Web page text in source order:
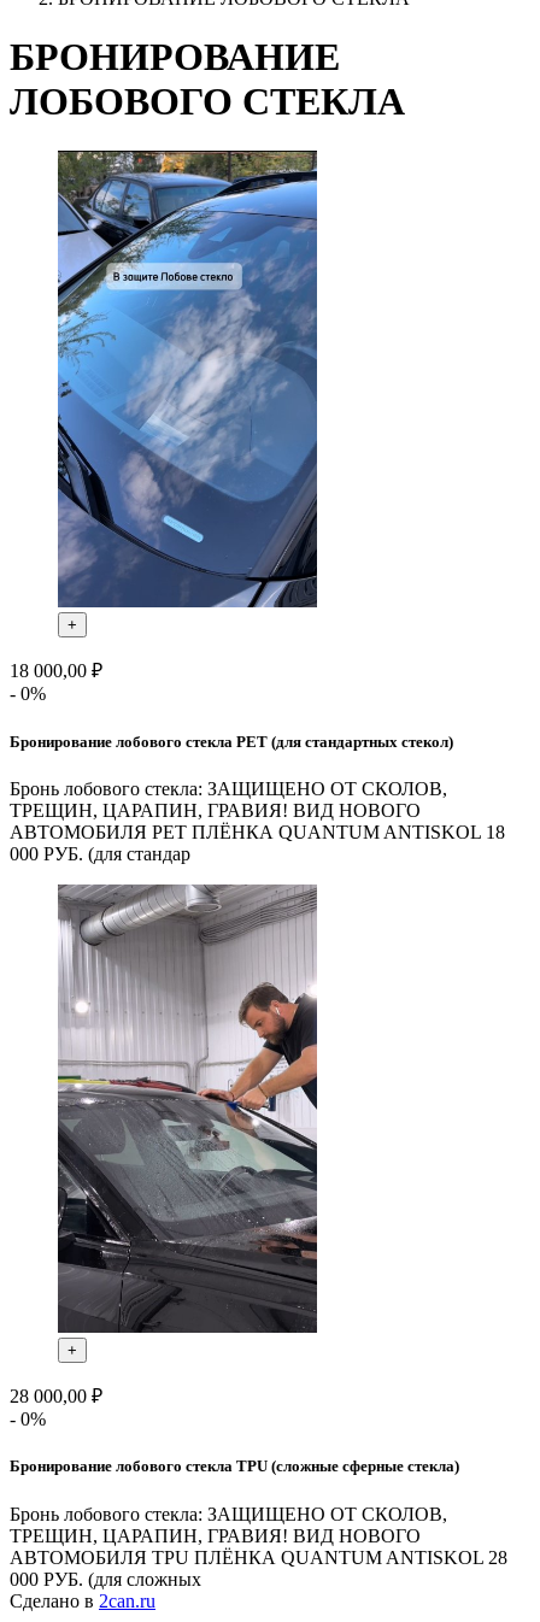
БРОНИРОВАНИЕ
ЛОБОВОГО СТЕКЛА
+
18 000,00 ₽
- 0%
Бронирование лобового стекла PET (для стандартных стекол)
Бронь лобового стекла: ЗАЩИЩЕНО ОТ СКОЛОВ,
ТРЕЩИН, ЦАРАПИН, ГРАВИЯ! ВИД НОВОГО
АВТОМОБИЛЯ PET ПЛЁНКА QUANTUM ANTISKOL 18
000 РУБ. (для стандар
+
28 000,00 ₽
- 0%
Бронирование лобового стекла TPU (сложные сферные стекла)
Бронь лобового стекла: ЗАЩИЩЕНО ОТ СКОЛОВ,
ТРЕЩИН, ЦАРАПИН, ГРАВИЯ! ВИД НОВОГО
АВТОМОБИЛЯ TPU ПЛЁНКА QUANTUM ANTISKOL 28
000 РУБ. (для сложных
Сделано в 2can.ru